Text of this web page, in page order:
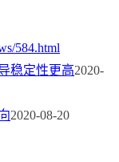
584.html
稳定性更高2020-
2020-08-20